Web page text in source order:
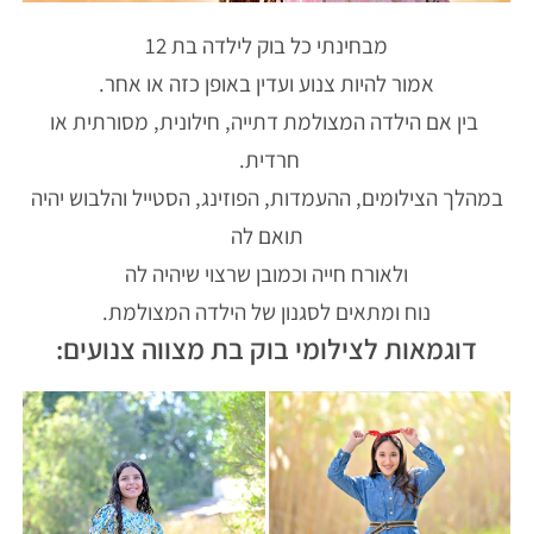
מבחינתי כל בוק לילדה בת 12
אמור להיות צנוע ועדין באופן כזה או אחר.
בין אם הילדה המצולמת דתייה, חילונית, מסורתית או
חרדית.
במהלך הצילומים, ההעמדות, הפוזינג, הסטייל והלבוש יהיה
תואם לה
ולאורח חייה וכמובן שרצוי שיהיה לה
נוח ומתאים לסגנון של הילדה המצולמת.
דוגמאות לצילומי בוק בת מצווה צנועים: